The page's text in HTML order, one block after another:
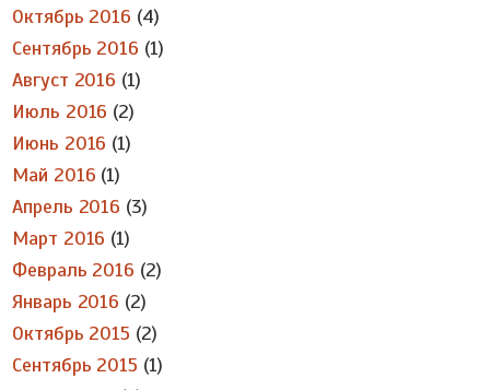
Октябрь 2016 (4)
Сентябрь 2016 (1)
Август 2016 (1)
Июль 2016 (2)
Июнь 2016 (1)
Май 2016 (1)
Апрель 2016 (3)
Март 2016 (1)
Февраль 2016 (2)
Январь 2016 (2)
Октябрь 2015 (2)
Сентябрь 2015 (1)